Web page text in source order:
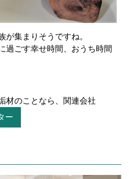
が集まりそうですね。
過ごす幸せ時間、おうち時間
材のことなら、関連会社
ー